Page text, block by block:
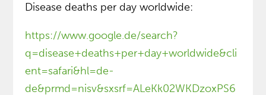
Disease deaths per day worldwide:
https://www.google.de/search?
q=disease+deaths+per+day+worldwide&cli
ent=safari&hl=de-
de&prmd=nisv&sxsrf=ALeKk02WKDzoxPS6